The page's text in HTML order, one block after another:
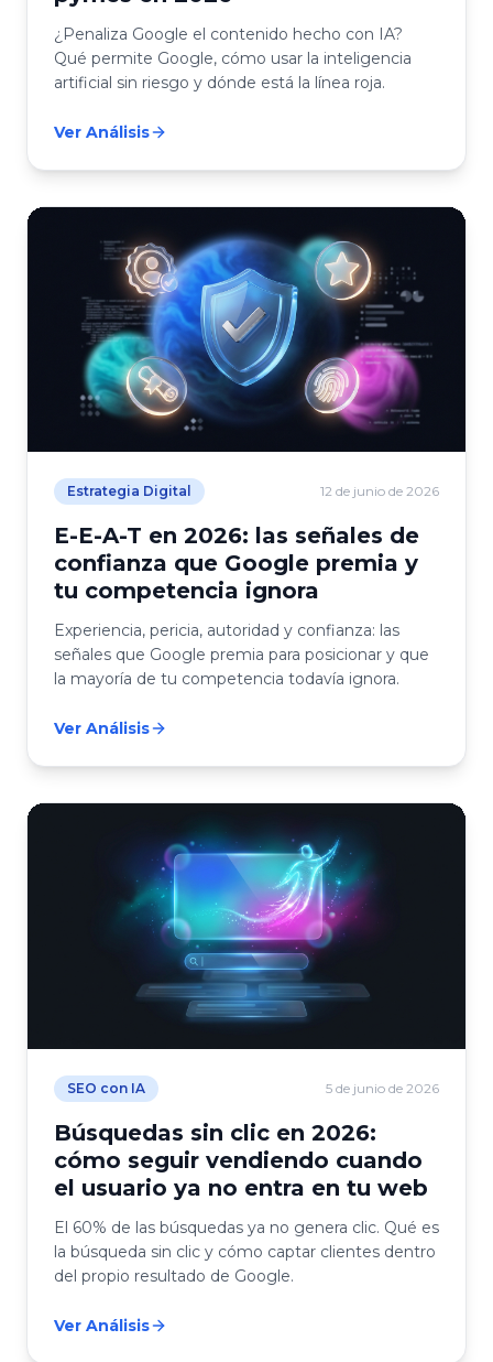
¿Penaliza Google el contenido hecho con IA?
Qué permite Google, cómo usar la inteligencia
artificial sin riesgo y dónde está la línea roja.
Ver Análisis
Estrategia Digital 12 de junio de 2026
E-E-A-T en 2026: las señales de
confianza que Google premia y
tu competencia ignora
Experiencia, pericia, autoridad y confianza: las
señales que Google premia para posicionar y que
la mayoría de tu competencia todavía ignora.
Ver Análisis
SEO con IA 5 de junio de 2026
Búsquedas sin clic en 2026:
cómo seguir vendiendo cuando
el usuario ya no entra en tu web
El 60% de las búsquedas ya no genera clic. Qué es
la búsqueda sin clic y cómo captar clientes dentro
del propio resultado de Google.
Ver Análisis